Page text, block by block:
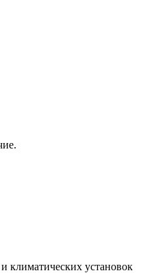
климатических установок